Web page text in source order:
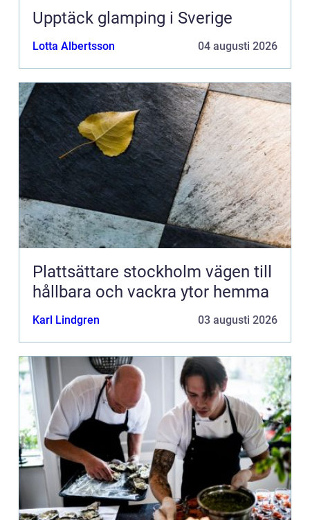
Upptäck glamping i Sverige
Lotta Albertsson 04 augusti 2026
Plattsättare stockholm vägen till
hållbara och vackra ytor hemma
Karl Lindgren 03 augusti 2026